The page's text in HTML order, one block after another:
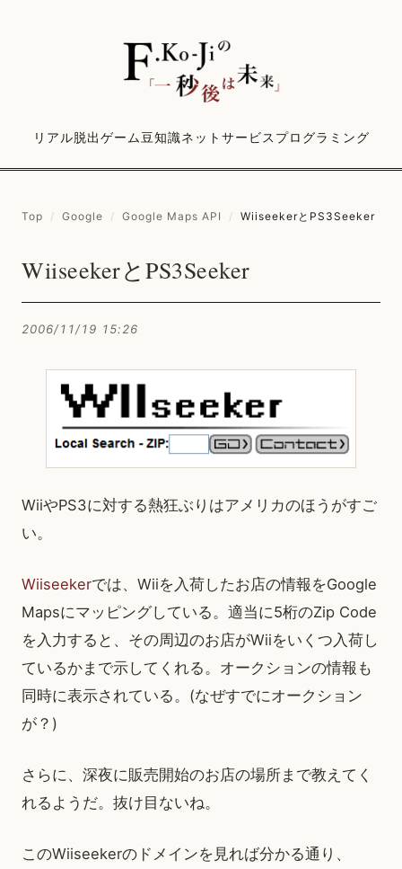
リアル脱出ゲーム豆知識ネットサービス プログラミング
Top / Google / Google Maps API / WiiseekerとPS3Seeker
WiiseekerとPS3Seeker
2006/11/19 15:26
WiiやPS3に対する熱狂ぶりはアメリカのほうがすご
い。
Wiiseekerでは、Wiiを入荷したお店の情報をGoogle
Mapsにマッピングしている。適当に5桁のZip Code
を入力すると、その周辺のお店がWiiをいくつ入荷し
ているかまで示してくれる。オークションの情報も
同時に表示されている。(なぜすでにオークション
が？)
さらに、深夜に販売開始のお店の場所まで教えてく
れるようだ。抜け目ないね。
このWiiseekerのドメインを見れば分かる通り、